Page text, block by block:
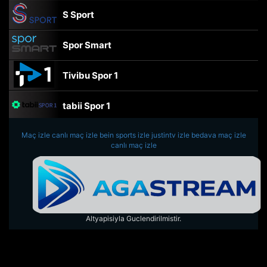
S Sport
Spor Smart
Tivibu Spor 1
tabii Spor 1
TRT Spor
beIN Sports Haber
tabii Spor
Maç izle canlı maç izle bein sports izle justintv izle bedava maç izle
canlı maç izle
Altyapisiyla Guclendirilmistir.